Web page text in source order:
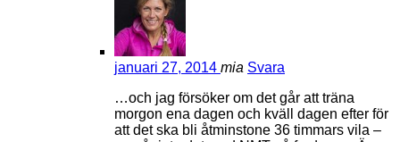
januari 27, 2014 mia Svara
…och jag försöker om det går att träna
morgon ena dagen och kväll dagen efter för
att det ska bli åtminstone 36 timmars vila –